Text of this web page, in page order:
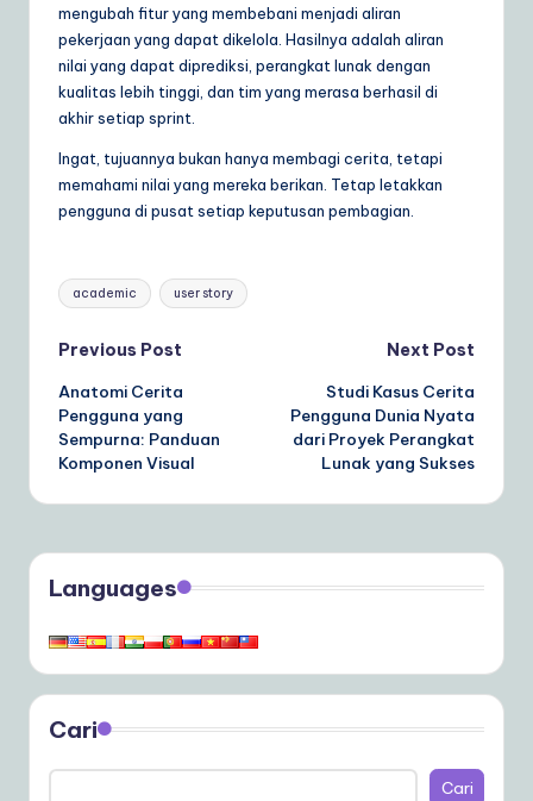
mengubah fitur yang membebani menjadi aliran
pekerjaan yang dapat dikelola. Hasilnya adalah aliran
nilai yang dapat diprediksi, perangkat lunak dengan
kualitas lebih tinggi, dan tim yang merasa berhasil di
akhir setiap sprint.
Ingat, tujuannya bukan hanya membagi cerita, tetapi
memahami nilai yang mereka berikan. Tetap letakkan
pengguna di pusat setiap keputusan pembagian.
Tags:
academic user story
Post
navigation
Previous Post
Anatomi Cerita
Pengguna yang
Sempurna: Panduan
Komponen Visual
Next Post
Studi Kasus Cerita
Pengguna Dunia Nyata
dari Proyek Perangkat
Lunak yang Sukses
Languages
Cari
Cari